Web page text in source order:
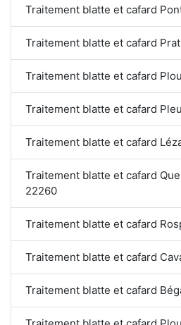
Traitement blatte et cafard
Traitement blatte et cafard
Traitement blatte et cafard
Traitement blatte et cafard
Traitement blatte et cafard
Traitement blatte et cafard
22260
Traitement blatte et cafard
Traitement blatte et cafard
Traitement blatte et cafard